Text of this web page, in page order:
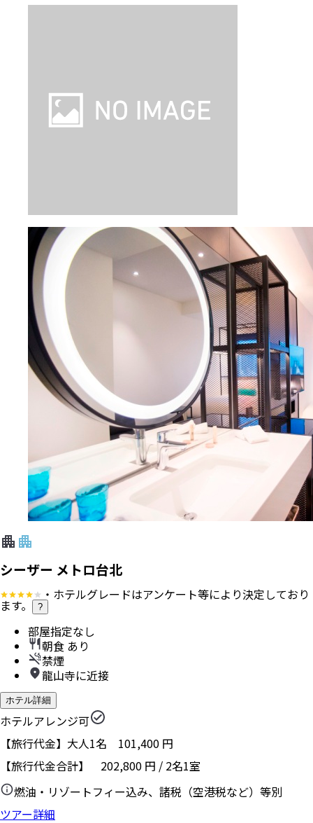
シーザー メトロ台北
・ホテルグレードはアンケート等により決定しており
ます。 ?
部屋指定なし
朝食 あり
禁煙
龍山寺に近接
ホテル詳細
ホテルアレンジ可
【旅行代金】大人1名 101,400 円
【旅行代金合計】 202,800 円 / 2名1室
燃油・リゾートフィー込み、諸税（空港税など）等別
ツアー詳細